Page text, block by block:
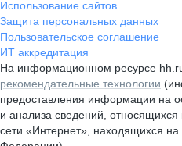
Использование сайтов
Защита персональных данных
Пользовательское соглашение
ИТ аккредитация
На информационном ресурсе
рекомендательные технологии
предоставления информации на
и анализа сведений,
сети «Интернет», находящихся на